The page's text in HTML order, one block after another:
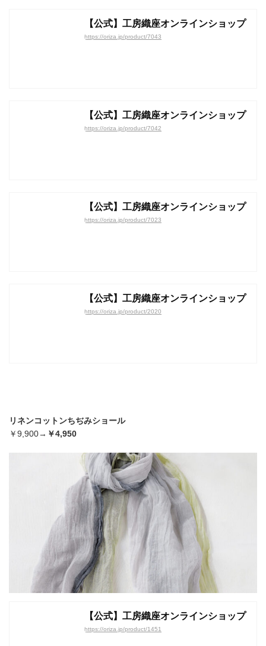
【公式】工房織座オンラインショップ
https://oriza.jp/product/7043
【公式】工房織座オンラインショップ
https://oriza.jp/product/7042
【公式】工房織座オンラインショップ
https://oriza.jp/product/7023
【公式】工房織座オンラインショップ
https://oriza.jp/product/2020
リネンコットンちぢみショール
￥9,900→ ￥4,950
【公式】工房織座オンラインショップ
https://oriza.jp/product/1451